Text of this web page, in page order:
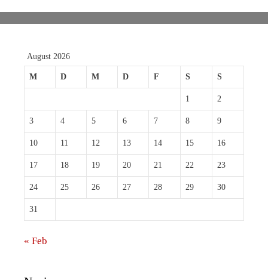
August 2026
M D M D F S S
1 2
3 4 5 6 7 8 9
10 11 12 13 14 15 16
17 18 19 20 21 22 23
24 25 26 27 28 29 30
31
« Feb